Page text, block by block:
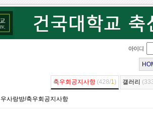
축우회공지사항 (428/1) 갤러리
사랑방/축우회공지사항